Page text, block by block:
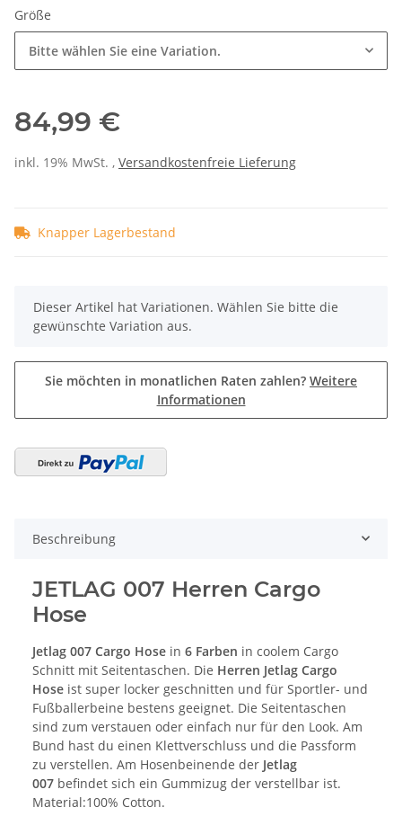
Größe
Bitte wählen Sie eine Variation.
84,99 €
inkl. 19% MwSt. , Versandkostenfreie Lieferung
Knapper Lagerbestand
x
Dieser Artikel hat Variationen. Wählen Sie bitte die
gewünschte Variation aus.
Sie möchten in monatlichen Raten zahlen? Weitere
Informationen
Beschreibung
JETLAG 007 Herren Cargo
Hose
Jetlag 007 Cargo Hose in 6 Farben in coolem Cargo
Schnitt mit Seitentaschen. Die Herren Jetlag Cargo
Hose ist super locker geschnitten und für Sportler- und
Fußballerbeine bestens geeignet. Die Seitentaschen
sind zum verstauen oder einfach nur für den Look. Am
Bund hast du einen Klettverschluss und die Passform
zu verstellen. Am Hosenbeinende der Jetlag
007 befindet sich ein Gummizug der verstellbar ist.
Material:100% Cotton.